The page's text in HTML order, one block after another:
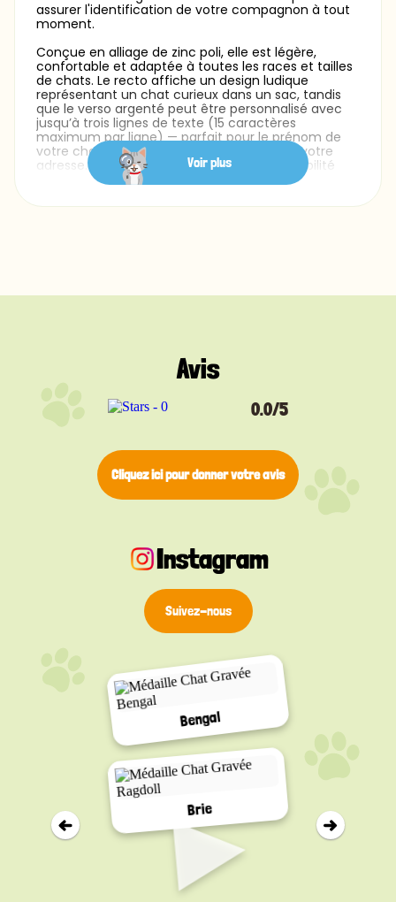
assurer l'identification de votre compagnon à tout
moment.
Conçue en alliage de zinc poli, elle est légère,
confortable et adaptée à toutes les races et tailles
de chats. Le recto affiche un design ludique
représentant un chat curieux dans un sac, tandis
que le verso argenté peut être personnalisé avec
jusqu’à trois lignes de texte (15 caractères
maximum par ligne) — parfait pour le prénom de
votre chat, votre numéro de téléphone et votre
adresse. La gravure au laser garantit une lisibilité
nette et durable. Un anneau de fixation argenté est
polices sont disponibles pour un rendu personnalisé.
Voir plus
Instagram
Suivez-nous
Bengal
▸
Brie
Avis
0.0/5
Cliquez ici pour donner votre avis